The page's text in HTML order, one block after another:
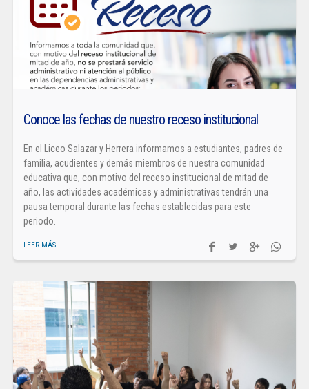
Conoce las fechas de nuestro receso institucional
En el Liceo Salazar y Herrera informamos a estudiantes, padres de
familia, acudientes y demás miembros de nuestra comunidad
educativa que, con motivo del receso institucional de mitad de
año, las actividades académicas y administrativas tendrán una
pausa temporal durante las fechas establecidas para este
periodo.
LEER MÁS